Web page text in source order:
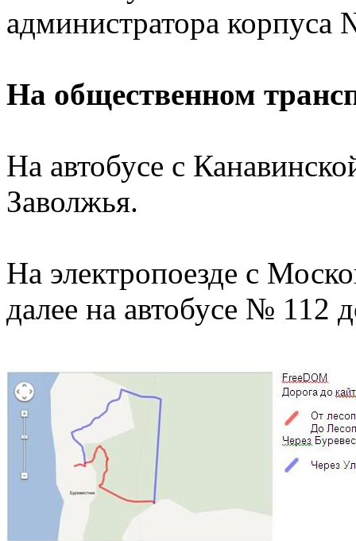
администратора корпуса
На общественном
На автобусе с
Заволжья.
На электропоезде с
далее на автобусе № 112